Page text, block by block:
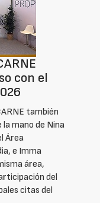
con el
también
la mano de Nina
Área
e Imma
área,
del
citas del